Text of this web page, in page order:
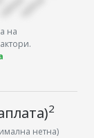
на
2
нетна)